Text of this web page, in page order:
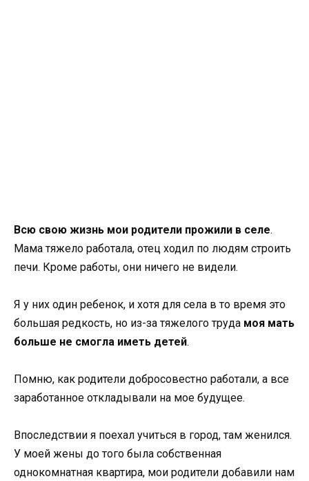
Всю свою жизнь мои родители прожили в селе.
Мама тяжело работала, отец ходил по людям строить
печи. Кроме работы, они ничего не видели.
Я у них один ребенок, и хотя для села в то время это
большая редкость, но из-за тяжелого труда моя мать
больше не смогла иметь детей.
Помню, как родители добросовестно работали, а все
заработанное откладывали на мое будущее.
Впоследствии я поехал учиться в город, там женился.
У моей жены до того была собственная
однокомнатная квартира, мои родители добавили нам